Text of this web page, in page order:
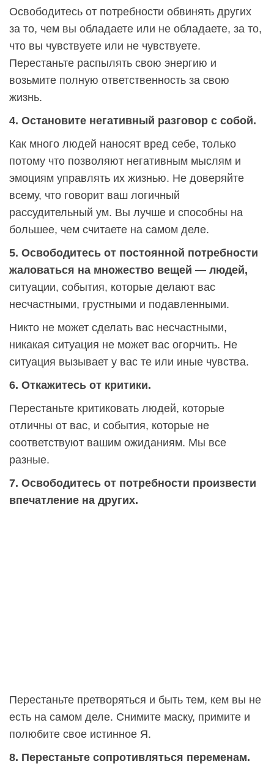
Освободитесь от потребности обвинять других
за то, чем вы обладаете или не обладаете, за то,
что вы чувствуете или не чувствуете.
Перестаньте распылять свою энергию и
возьмите полную ответственность за свою
жизнь.
4. Остановите негативный разговор с собой.
Как много людей наносят вред себе, только
потому что позволяют негативным мыслям и
эмоциям управлять их жизнью. Не доверяйте
всему, что говорит ваш логичный
рассудительный ум. Вы лучше и способны на
большее, чем считаете на самом деле.
5. Освободитесь от постоянной потребности
жаловаться на множество вещей — людей,
ситуации, события, которые делают вас
несчастными, грустными и подавленными.
Никто не может сделать вас несчастными,
никакая ситуация не может вас огорчить. Не
ситуация вызывает у вас те или иные чувства.
6. Откажитесь от критики.
Перестаньте критиковать людей, которые
отличны от вас, и события, которые не
соответствуют вашим ожиданиям. Мы все
разные.
7. Освободитесь от потребности произвести
впечатление на других.
Перестаньте претворяться и быть тем, кем вы не
есть на самом деле. Снимите маску, примите и
полюбите свое истинное Я.
8. Перестаньте сопротивляться переменам.